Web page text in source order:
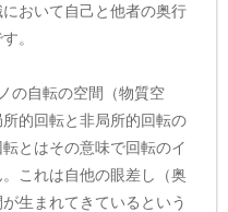
おいて自己と他者の奥行
。
の自転の空間（物質空
的回転と非局所的回転の
とはその意味で回転のイ
これは自他の眼差し（奥
生まれてきているという